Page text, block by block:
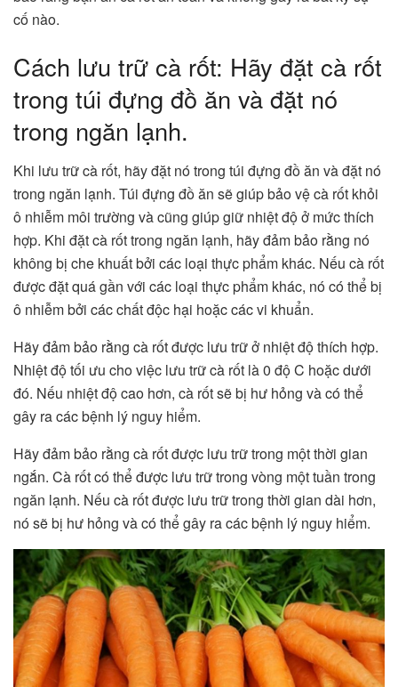
cố nào.
Cách lưu trữ cà rốt: Hãy đặt cà rốt
trong túi đựng đồ ăn và đặt nó
trong ngăn lạnh.
Khi lưu trữ cà rốt, hãy đặt nó trong túi đựng đồ ăn và đặt nó
trong ngăn lạnh. Túi đựng đồ ăn sẽ giúp bảo vệ cà rốt khỏi
ô nhiễm môi trường và cũng giúp giữ nhiệt độ ở mức thích
hợp. Khi đặt cà rốt trong ngăn lạnh, hãy đảm bảo rằng nó
không bị che khuất bởi các loại thực phẩm khác. Nếu cà rốt
được đặt quá gần với các loại thực phẩm khác, nó có thể bị
ô nhiễm bởi các chất độc hại hoặc các vi khuẩn.
Hãy đảm bảo rằng cà rốt được lưu trữ ở nhiệt độ thích hợp.
Nhiệt độ tối ưu cho việc lưu trữ cà rốt là 0 độ C hoặc dưới
đó. Nếu nhiệt độ cao hơn, cà rốt sẽ bị hư hỏng và có thể
gây ra các bệnh lý nguy hiểm.
Hãy đảm bảo rằng cà rốt được lưu trữ trong một thời gian
ngắn. Cà rốt có thể được lưu trữ trong vòng một tuần trong
ngăn lạnh. Nếu cà rốt được lưu trữ trong thời gian dài hơn,
nó sẽ bị hư hỏng và có thể gây ra các bệnh lý nguy hiểm.